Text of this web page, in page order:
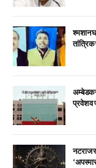
श्मशान
तांत्रिक
प्रवेश व
नटराज